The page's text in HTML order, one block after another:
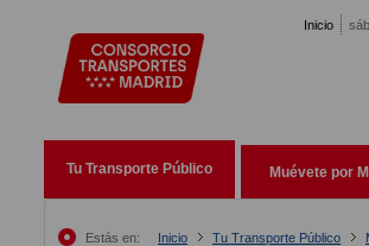
Inicio
Tu Transporte Público Muévete por
Estás en: Inicio Tu Transporte Público